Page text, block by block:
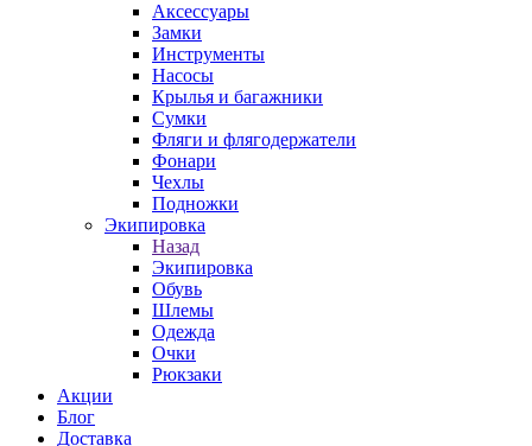
Аксессуары
Замки
Инструменты
Насосы
Крылья и багажники
Сумки
Фляги и флягодержатели
Фонари
Чехлы
Подножки
Экипировка
Назад
Экипировка
Обувь
Шлемы
Одежда
Очки
Рюкзаки
Акции
Блог
Доставка